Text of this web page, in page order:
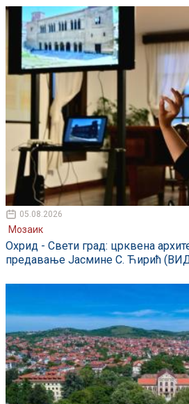
05.08.2026
Мозаик
Охрид - Свети град: црквена
предавање Јасмине С. Ћирић